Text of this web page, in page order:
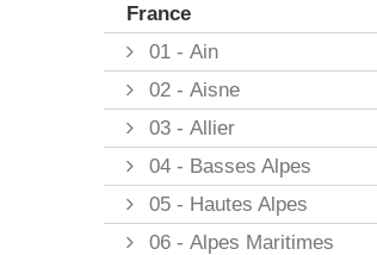
France
01 - Ain
02 - Aisne
03 - Allier
04 - Basses Alpes
05 - Hautes Alpes
06 - Alpes Maritimes